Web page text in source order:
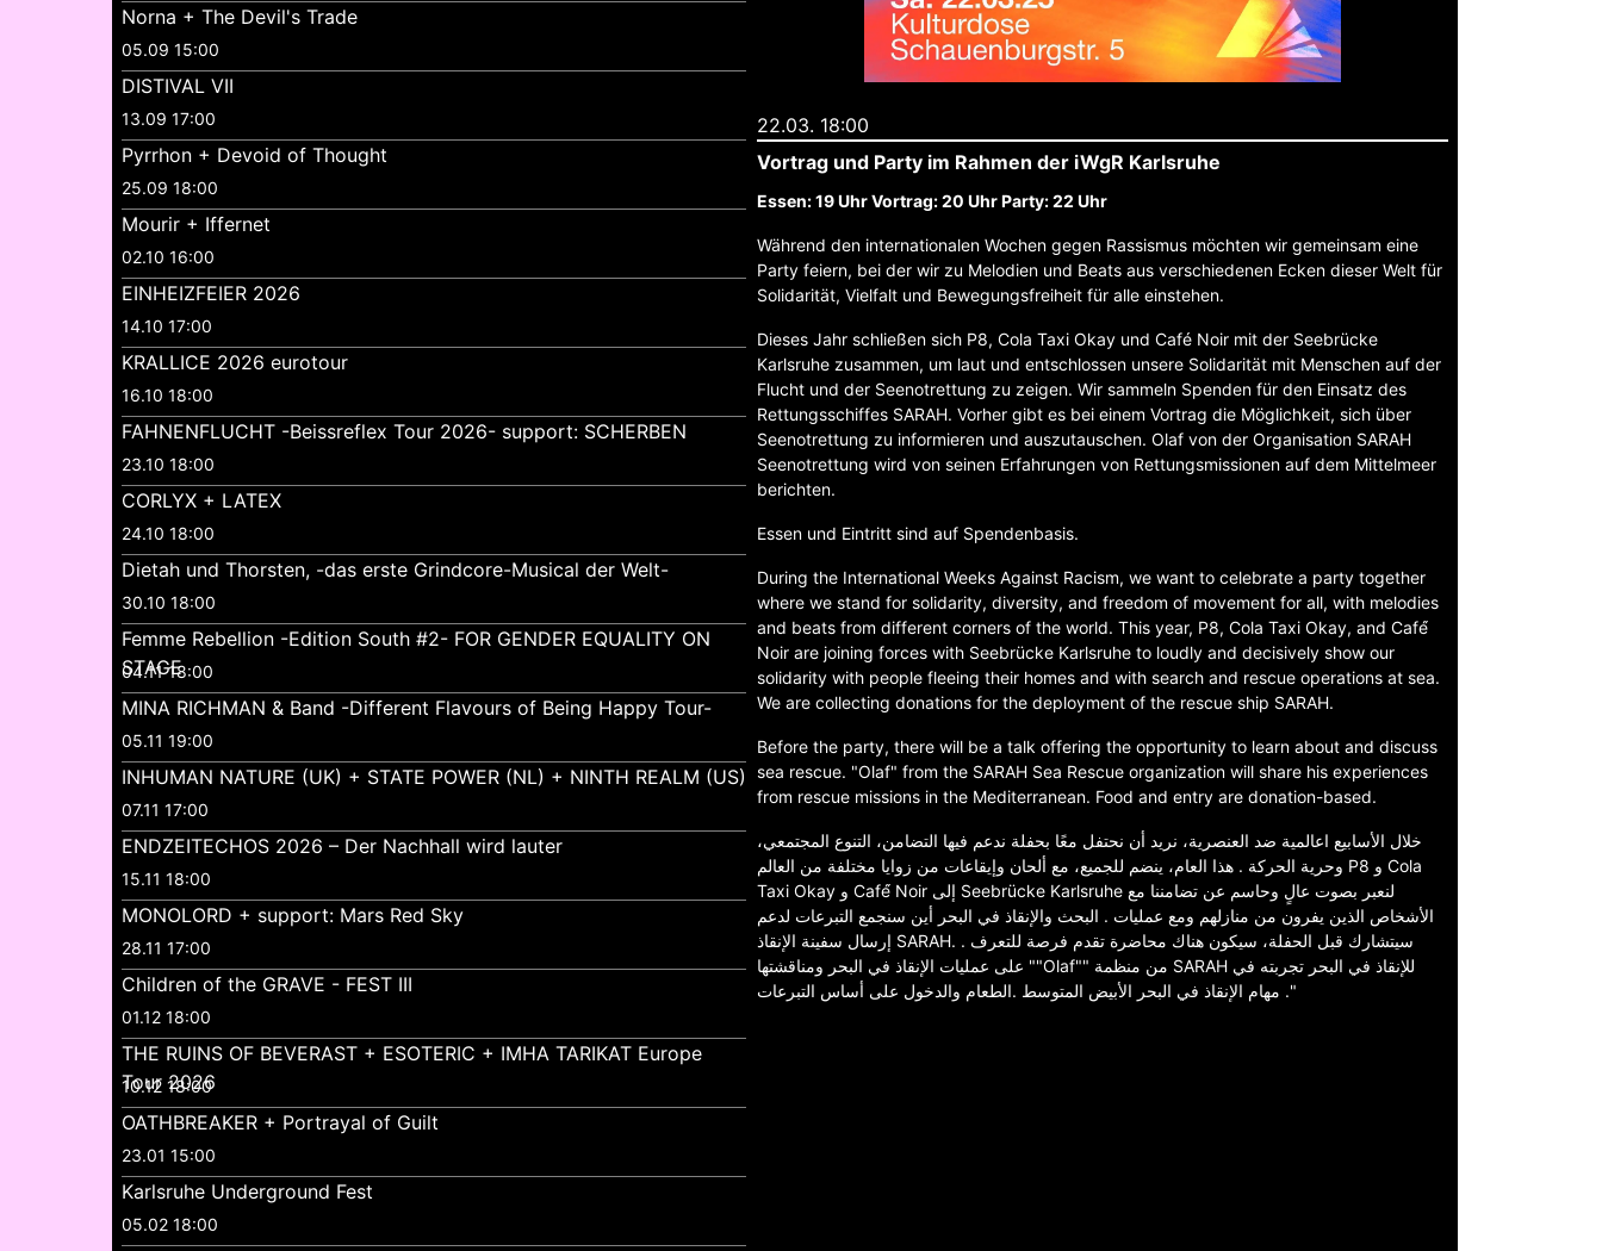
Norna + The Devil's Trade
05.09 15:00
DISTIVAL VII
13.09 17:00
Pyrrhon + Devoid of Thought
25.09 18:00
Mourir + Iffernet
02.10 16:00
EINHEIZFEIER 2026
14.10 17:00
KRALLICE 2026 eurotour
16.10 18:00
FAHNENFLUCHT -Beissreflex Tour 2026- support: SCHERBEN
23.10 18:00
CORLYX + LATEX
24.10 18:00
Dietah und Thorsten, -das erste Grindcore-Musical der Welt-
30.10 18:00
Femme Rebellion -Edition South #2- FOR GENDER EQUALITY ON
STAGE
04.11 18:00
MINA RICHMAN & Band -Different Flavours of Being Happy Tour-
05.11 19:00
INHUMAN NATURE (UK) + STATE POWER (NL) + NINTH REALM (US)
07.11 17:00
ENDZEITECHOS 2026 – Der Nachhall wird lauter
15.11 18:00
MONOLORD + support: Mars Red Sky
28.11 17:00
Children of the GRAVE - FEST III
01.12 18:00
THE RUINS OF BEVERAST + ESOTERIC + IMHA TARIKAT Europe
Tour 2026
10.12 18:00
OATHBREAKER + Portrayal of Guilt
23.01 15:00
Karlsruhe Underground Fest
05.02 18:00
22.03. 18:00
Vortrag und Party im Rahmen der iWgR Karlsruhe
Essen: 19 Uhr Vortrag: 20 Uhr Party: 22 Uhr
Während den internationalen Wochen gegen Rassismus möchten wir gemeinsam eine
Party feiern, bei der wir zu Melodien und Beats aus verschiedenen Ecken dieser Welt für
Solidarität, Vielfalt und Bewegungsfreiheit für alle einstehen.
Dieses Jahr schließen sich P8, Cola Taxi Okay und Café Noir mit der Seebrücke
Karlsruhe zusammen, um laut und entschlossen unsere Solidarität mit Menschen auf der
Flucht und der Seenotrettung zu zeigen. Wir sammeln Spenden für den Einsatz des
Rettungsschiffes SARAH. Vorher gibt es bei einem Vortrag die Möglichkeit, sich über
Seenotrettung zu informieren und auszutauschen. Olaf von der Organisation SARAH
Seenotrettung wird von seinen Erfahrungen von Rettungsmissionen auf dem Mittelmeer
berichten.
Essen und Eintritt sind auf Spendenbasis.
During the International Weeks Against Racism, we want to celebrate a party together
where we stand for solidarity, diversity, and freedom of movement for all, with melodies
and beats from different corners of the world. This year, P8, Cola Taxi Okay, and Café́
Noir are joining forces with Seebrücke Karlsruhe to loudly and decisively show our
solidarity with people fleeing their homes and with search and rescue operations at sea.
We are collecting donations for the deployment of the rescue ship SARAH.
Before the party, there will be a talk offering the opportunity to learn about and discuss
sea rescue. "Olaf" from the SARAH Sea Rescue organization will share his experiences
from rescue missions in the Mediterranean. Food and entry are donation-based.
خلال الأسابيع اعالمية ضد العنصرية، نريد أن نحتفل معًا بحفلة ندعم فيها التضامن، التنوع المجتمعي،
وحرية الحركة . هذا العام، ينضم للجميع، مع ألحان وإيقاعات من زوايا مختلفة من العالم P8 و Cola
Taxi Okay و Café́ Noir إلى Seebrücke Karlsruhe لنعبر بصوت عالٍ وحاسم عن تضامننا مع
الأشخاص الذين يفرون من منازلهم ومع عمليات . البحث والإنقاذ في البحر أين سنجمع التبرعات لدعم
إرسال سفينة الإنقاذ SARAH. . سيتشارك قبل الحفلة، سيكون هناك محاضرة تقدم فرصة للتعرف
على عمليات الإنقاذ في البحر ومناقشتها ""Olaf"" من منظمة SARAH للإنقاذ في البحر تجربته في
مهام الإنقاذ في البحر الأبيض المتوسط .​الطعام والدخول على أساس التبرعات ."